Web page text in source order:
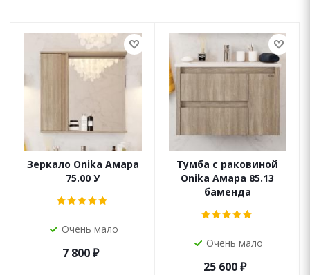
Зеркало Onika Амара
75.00 У
Очень мало
7 800₽
Тумба с раковиной
Onika Амара 85.13
баменда
Очень мало
25 600₽